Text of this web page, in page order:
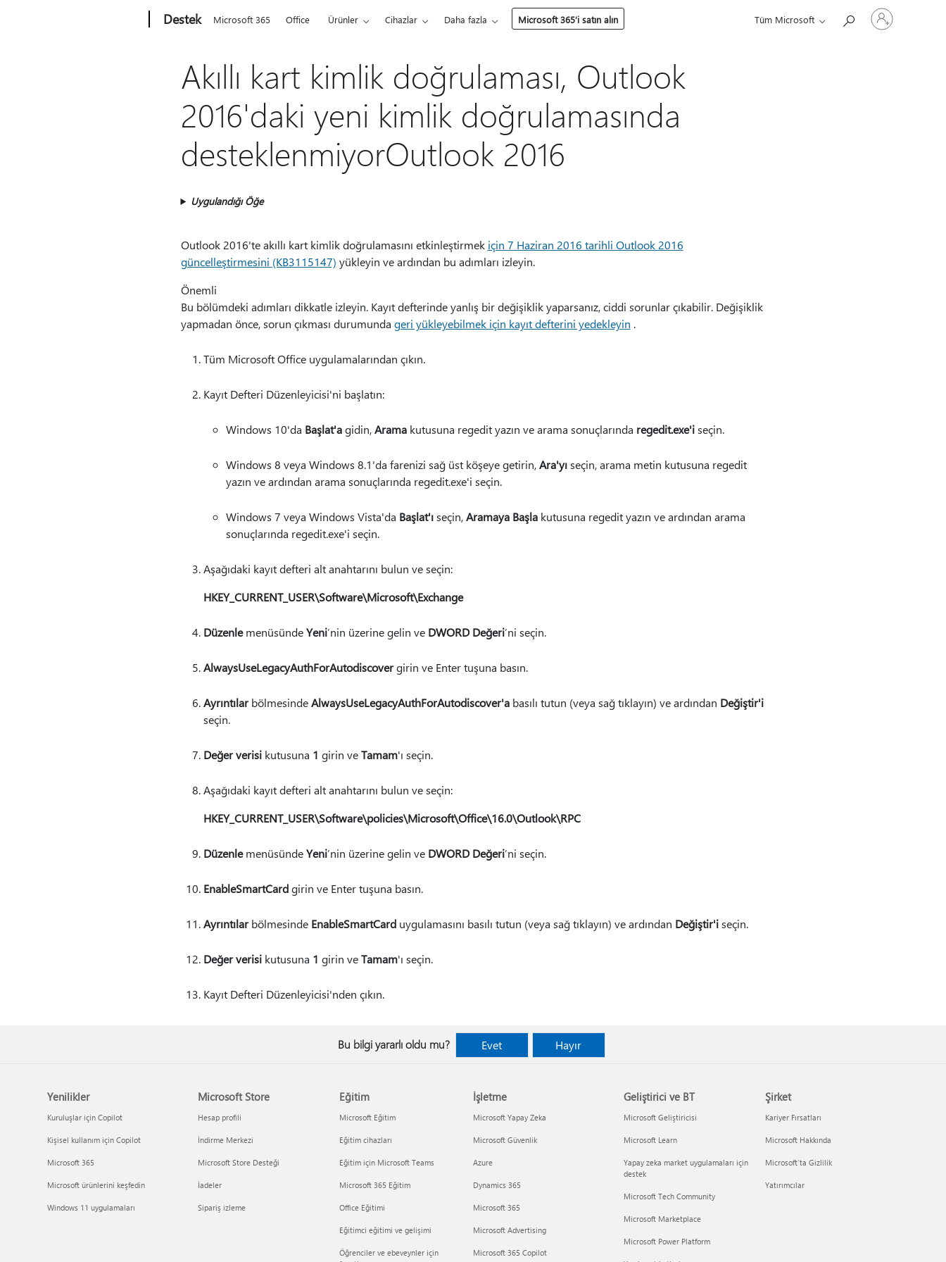
Destek Microsoft 365 Office Ürünler Cihazlar Daha fazla Microsoft 365’i satın alın Tüm Microsoft
Hesabınızda
oturum
açın
Akıllı kart kimlik doğrulaması, Outlook
2016'daki yeni kimlik doğrulamasında
desteklenmiyorOutlook 2016
Uygulandığı Öğe
Outlook 2016'te akıllı kart kimlik doğrulamasını etkinleştirmek için 7 Haziran 2016 tarihli Outlook 2016
güncelleştirmesini (KB3115147) yükleyin ve ardından bu adımları izleyin.
Önemli
Bu bölümdeki adımları dikkatle izleyin. Kayıt defterinde yanlış bir değişiklik yaparsanız, ciddi sorunlar çıkabilir. Değişiklik
yapmadan önce, sorun çıkması durumunda geri yükleyebilmek için kayıt defterini yedekleyin .
Tüm Microsoft Office uygulamalarından çıkın.
Kayıt Defteri Düzenleyicisi'ni başlatın:
Windows 10'da Başlat'agidin,Aramakutusuna regedit yazın ve arama sonuçlarında regedit.exe'iseçin.
Windows 8 veya Windows 8.1'da farenizi sağ üst köşeye getirin,Ara'yıseçin, arama metin kutusuna regedit
yazın ve ardından arama sonuçlarında regedit.exe'i seçin.
Windows 7 veya Windows Vista'da Başlat'ıseçin,Aramaya Başlakutusuna regedit yazın ve ardından arama
sonuçlarında regedit.exe'i seçin.
Aşağıdaki kayıt defteri alt anahtarını bulun ve seçin:
HKEY_CURRENT_USER\Software\Microsoft\Exchange
DüzenlemenüsündeYeni’nin üzerine gelin veDWORD Değeri’ni seçin.
AlwaysUseLegacyAuthForAutodiscovergirin ve Enter tuşuna basın.
AyrıntılarbölmesindeAlwaysUseLegacyAuthForAutodiscover'abasılı tutun (veya sağ tıklayın) ve ardından Değiştir'i
seçin.
Değer verisikutusuna 1 girin veTamam'ı seçin.
Aşağıdaki kayıt defteri alt anahtarını bulun ve seçin:
HKEY_CURRENT_USER\Software\policies\Microsoft\Office\16.0\Outlook\RPC
DüzenlemenüsündeYeni’nin üzerine gelin veDWORD Değeri’ni seçin.
EnableSmartCardgirin ve Enter tuşuna basın.
Ayrıntılarbölmesinde EnableSmartCarduygulamasını basılı tutun (veya sağ tıklayın) ve ardından Değiştir'iseçin.
Değer verisikutusuna 1 girin veTamam'ı seçin.
Kayıt Defteri Düzenleyicisi'nden çıkın.
Bu bilgi yararlı oldu mu? Evet Hayır
Yenilikler
Kuruluşlar için Copilot
Kişisel kullanım için Copilot
Microsoft 365
Microsoft ürünlerini keşfedin
Windows 11 uygulamaları
Microsoft Store
Hesap profili
İndirme Merkezi
Microsoft Store Desteği
İadeler
Sipariş izleme
Eğitim
Microsoft Eğitim
Eğitim cihazları
Eğitim için Microsoft Teams
Microsoft 365 Eğitim
Office Eğitimi
Eğitimci eğitimi ve gelişimi
Öğrenciler ve ebeveynler için
İşletme
Microsoft Yapay Zeka
Microsoft Güvenlik
Azure
Dynamics 365
Microsoft 365
Microsoft Advertising
Microsoft 365 Copilot
Geliştirici ve BT
Microsoft Geliştiricisi
Microsoft Learn
Yapay zeka market uygulamaları için
destek
Microsoft Tech Community
Microsoft Marketplace
Microsoft Power Platform
Şirket
Kariyer Fırsatları
Microsoft Hakkında
Microsoft'ta Gizlilik
Yatırımcılar